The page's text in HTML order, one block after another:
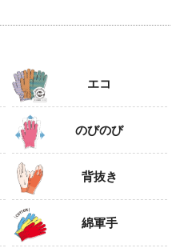
エコ
のびのび
背抜き
綿軍手